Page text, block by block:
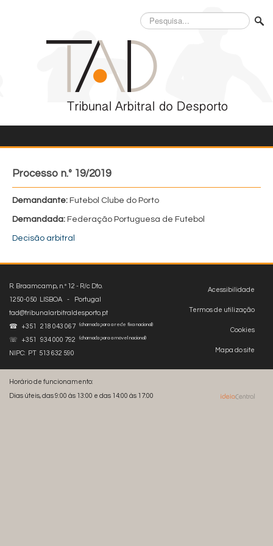
Pesquisa...
Processo n.º 19/2019
Demandante: Futebol Clube do Porto
Demandada: Federação Portuguesa de Futebol
Decisão arbitral
Acessibilidade
Termos de utilização
Cookies
Mapa do site
R. Braamcamp, n.º 12 - R/c Dto.
1250-050 LISBOA - Portugal
tad@tribunalarbitraldesporto.pt
☎ +351 218 043 067
(chamada para a rede fixa nacional)
☏ +351 934 000 792 (chamada para a móvel nacional)
NIPC: PT 513 632 590
Horário de funcionamento:
Dias úteis, das 9:00 às 13:00 e das 14:00 às 17:00